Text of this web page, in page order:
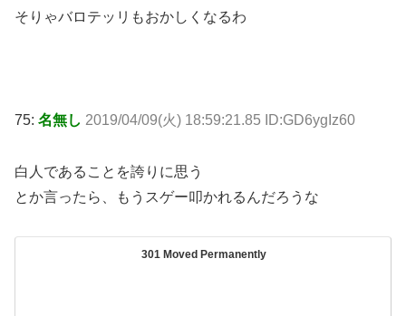
そりゃバロテッリもおかしくなるわ
75: 名無し 2019/04/09(火) 18:59:21.85 ID:GD6ygIz60
白人であることを誇りに思う
とか言ったら、もうスゲー叩かれるんだろうな
301 Moved Permanently